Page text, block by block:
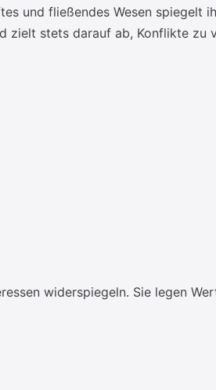
und fließendes Wesen spiegelt
zielt stets darauf ab, Konflikte zu
widerspiegeln. Sie legen